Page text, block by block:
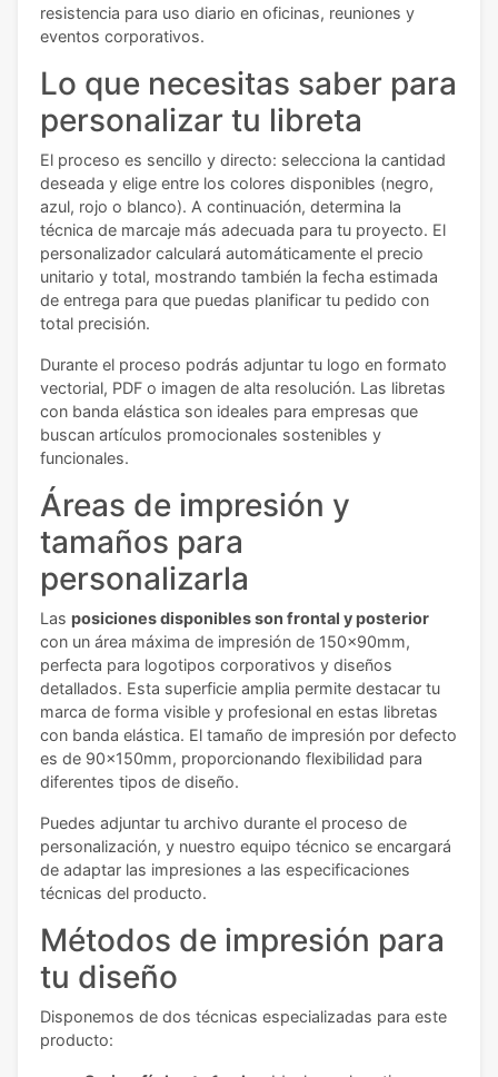
resistencia para uso diario en oficinas, reuniones y
eventos corporativos.
Lo que necesitas saber para
personalizar tu libreta
El proceso es sencillo y directo: selecciona la cantidad
deseada y elige entre los colores disponibles (negro,
azul, rojo o blanco). A continuación, determina la
técnica de marcaje más adecuada para tu proyecto. El
personalizador calculará automáticamente el precio
unitario y total, mostrando también la fecha estimada
de entrega para que puedas planificar tu pedido con
total precisión.
Durante el proceso podrás adjuntar tu logo en formato
vectorial, PDF o imagen de alta resolución. Las libretas
con banda elástica son ideales para empresas que
buscan artículos promocionales sostenibles y
funcionales.
Áreas de impresión y
tamaños para
personalizarla
Las posiciones disponibles son frontal y posterior
con un área máxima de impresión de 150x90mm,
perfecta para logotipos corporativos y diseños
detallados. Esta superficie amplia permite destacar tu
marca de forma visible y profesional en estas libretas
con banda elástica. El tamaño de impresión por defecto
es de 90x150mm, proporcionando flexibilidad para
diferentes tipos de diseño.
Puedes adjuntar tu archivo durante el proceso de
personalización, y nuestro equipo técnico se encargará
de adaptar las impresiones a las especificaciones
técnicas del producto.
Métodos de impresión para
tu diseño
Disponemos de dos técnicas especializadas para este
producto: